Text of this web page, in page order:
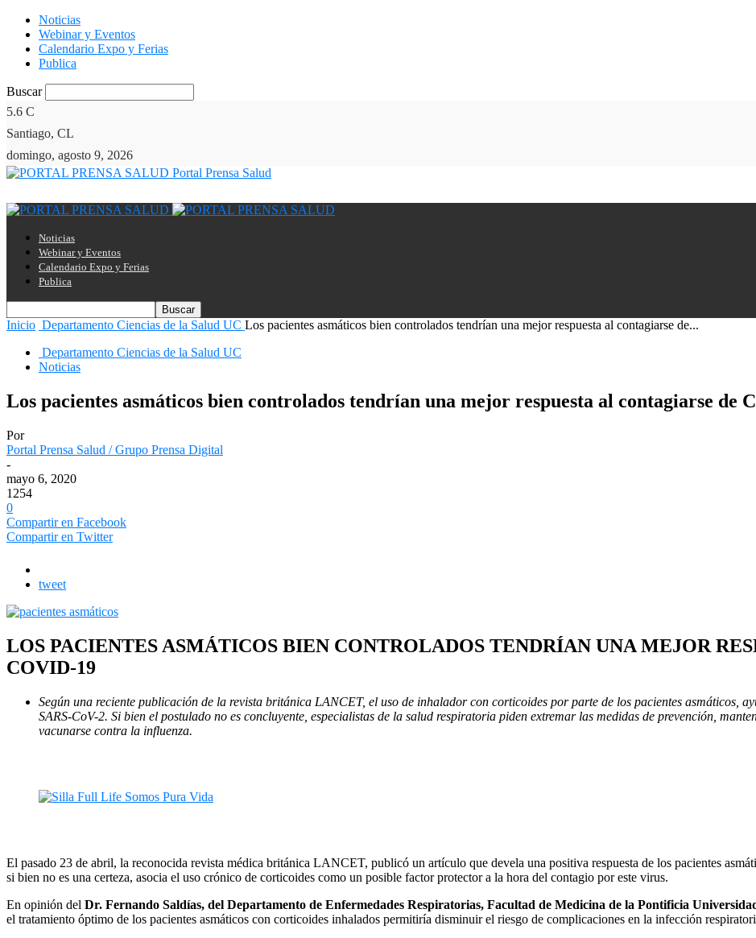
Noticias
Webinar y Eventos
Calendario Expo y Ferias
Publica
Buscar
5.6 C
Santiago, CL
domingo, agosto 9, 2026
Portal Prensa Salud
Noticias
Webinar y Eventos
Calendario Expo y Ferias
Publica
Inicio Departamento Ciencias de la Salud UC Los pacientes asmáticos bien controlados tendrían una mejor respuesta al contagiarse de...
Departamento Ciencias de la Salud UC
Noticias
Los pacientes asmáticos bien controlados tendrían una mejor respuesta al contagiarse de
Por
Portal Prensa Salud / Grupo Prensa Digital
-
mayo 6, 2020
1254
0
Compartir en Facebook
Compartir en Twitter
tweet
LOS PACIENTES ASMÁTICOS BIEN CONTROLADOS TENDRÍAN UNA MEJOR
COVID-19
Según una reciente publicación de la revista británica LANCET, el uso de inhalador con corticoides por parte de los pacientes asmáticos,
SARS-CoV-2. Si bien el postulado no es concluyente, especialistas de la salud respiratoria piden extremar las medidas de prevención,
vacunarse contra la influenza.
El pasado 23 de abril, la reconocida revista médica británica LANCET, publicó un artículo que devela una positiva respuesta de los pacientes
si bien no es una certeza, asocia el uso crónico de corticoides como un posible factor protector a la hora del contagio por este virus.
En opinión del Dr. Fernando Saldías, del Departamento de Enfermedades Respiratorias, Facultad de Medicina de la Pontificia
el tratamiento óptimo de los pacientes asmáticos con corticoides inhalados permitiría disminuir el riesgo de complicaciones en la infección